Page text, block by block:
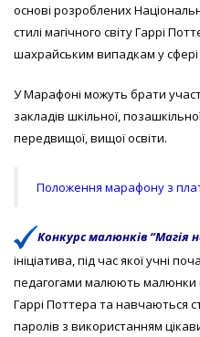
основі розроблених
стилі магічного світу Гаррі
шахрайським випадкам у сфері
У Марафоні можуть брати
закладів шкільної,
передвищої, вищої освіти.
Положення марафону з
Конкурс малюнків “Магія
ініціатива, під час якої учні
педагогами малюють малюнки
Гаррі Поттера та навчаються
паролів з використанням